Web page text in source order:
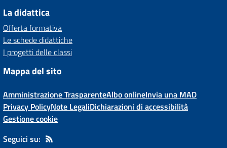
La didattica
Offerta formativa
Le schede didattiche
I progetti delle classi
Mappa del sito
Amministrazione TrasparenteAlbo onlineInvia una MAD
Privacy PolicyNote LegaliDichiarazioni di accessibilità
Gestione cookie
Seguici su: